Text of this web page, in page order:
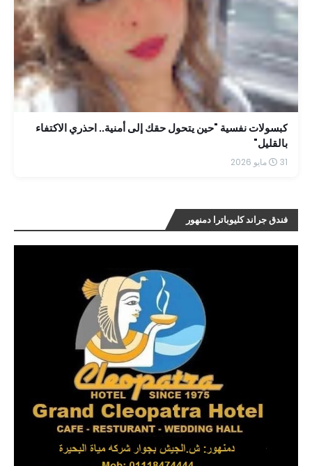
كبسولات نفسية "حين يتحول حقك إلى أمنية.. احذري الاكتفاء
بالقليل"
31 مايو 2026
فندق جراند كليوباترا دمنهور